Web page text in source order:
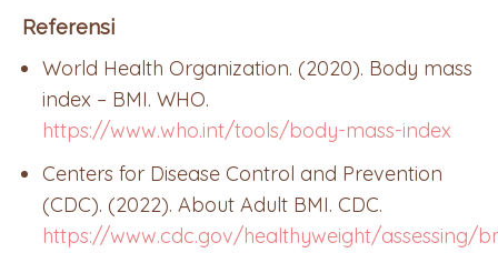
Referensi
World Health Organization. (2020). Body mass
index – BMI. WHO.
https://www.who.int/tools/body-mass-index
Centers for Disease Control and Prevention
(CDC). (2022). About Adult BMI. CDC.
https://www.cdc.gov/healthyweight/assessing/